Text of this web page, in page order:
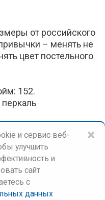
от российского
– менять не
цвет постельного
152.
перкаль
×
и сервис веб-
улучшить
и
сайт
c
данных